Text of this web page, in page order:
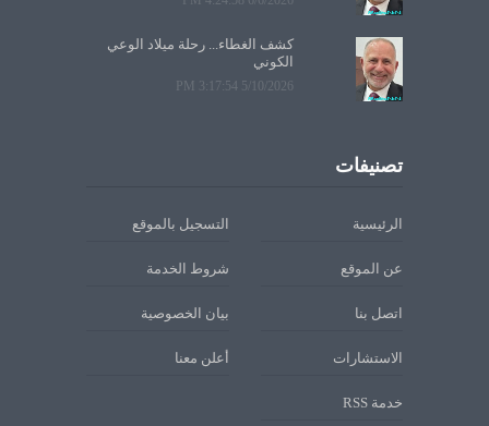
كشف الغطاء... رحلة ميلاد الوعي
الكوني
5/10/2026 3:17:54 PM
تصنيفات
الرئيسية التسجيل بالموقع
عن الموقع شروط الخدمة
اتصل بنا بيان الخصوصية
الاستشارات أعلن معنا
خدمة RSS